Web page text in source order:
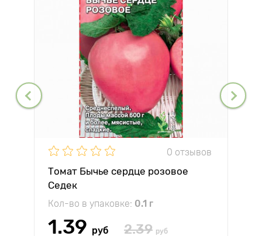
0 отзывов
Томат Бычье сердце розовое
Седек
Кол-во в упаковке: 0.1 г
1.39 руб 2.39 руб